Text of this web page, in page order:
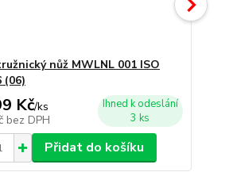
nůž MWLNL 001 ISO
(06)
Kč/ks
bez DPH
Ihned k odeslání
3 ks
Přidat do košíku